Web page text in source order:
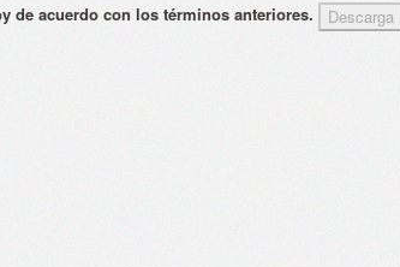
de acuerdo con los términos anteriores.